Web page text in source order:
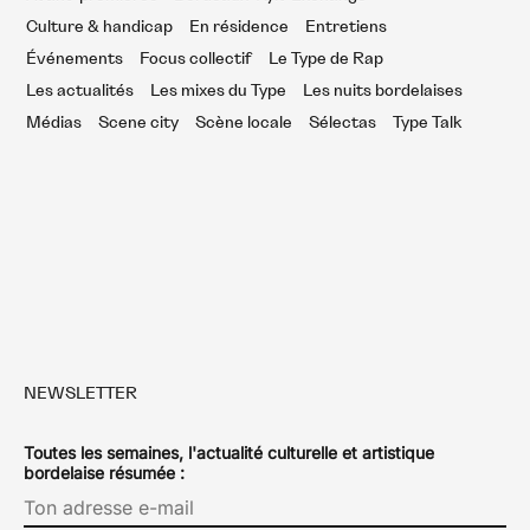
Culture & handicap
En résidence
Entretiens
Événements
Focus collectif
Le Type de Rap
Les actualités
Les mixes du Type
Les nuits bordelaises
Médias
Scene city Scène locale Sélectas Type Talk
NEWSLETTER
Toutes les semaines, l'actualité culturelle et artistique
bordelaise résumée :